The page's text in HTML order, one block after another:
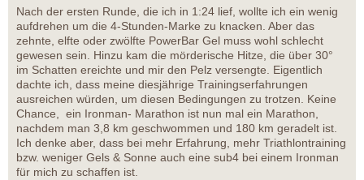
Nach der ersten Runde, die ich in 1:24 lief, wollte ich ein wenig
aufdrehen um die 4-Stunden-Marke zu knacken. Aber das
zehnte, elfte oder zwölfte PowerBar Gel muss wohl schlecht
gewesen sein. Hinzu kam die mörderische Hitze, die über 30°
im Schatten ereichte und mir den Pelz versengte. Eigentlich
dachte ich, dass meine diesjährige Trainingserfahrungen
ausreichen würden, um diesen Bedingungen zu trotzen. Keine
Chance, ein Ironman- Marathon ist nun mal ein Marathon,
nachdem man 3,8 km geschwommen und 180 km geradelt ist.
Ich denke aber, dass bei mehr Erfahrung, mehr Triathlontraining
bzw. weniger Gels & Sonne auch eine sub4 bei einem Ironman
für mich zu schaffen ist.